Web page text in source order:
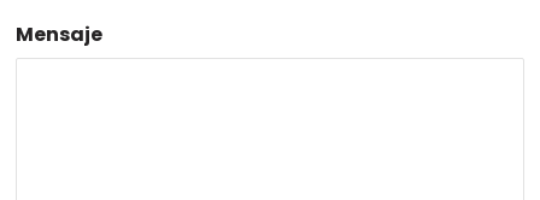
Mensaje